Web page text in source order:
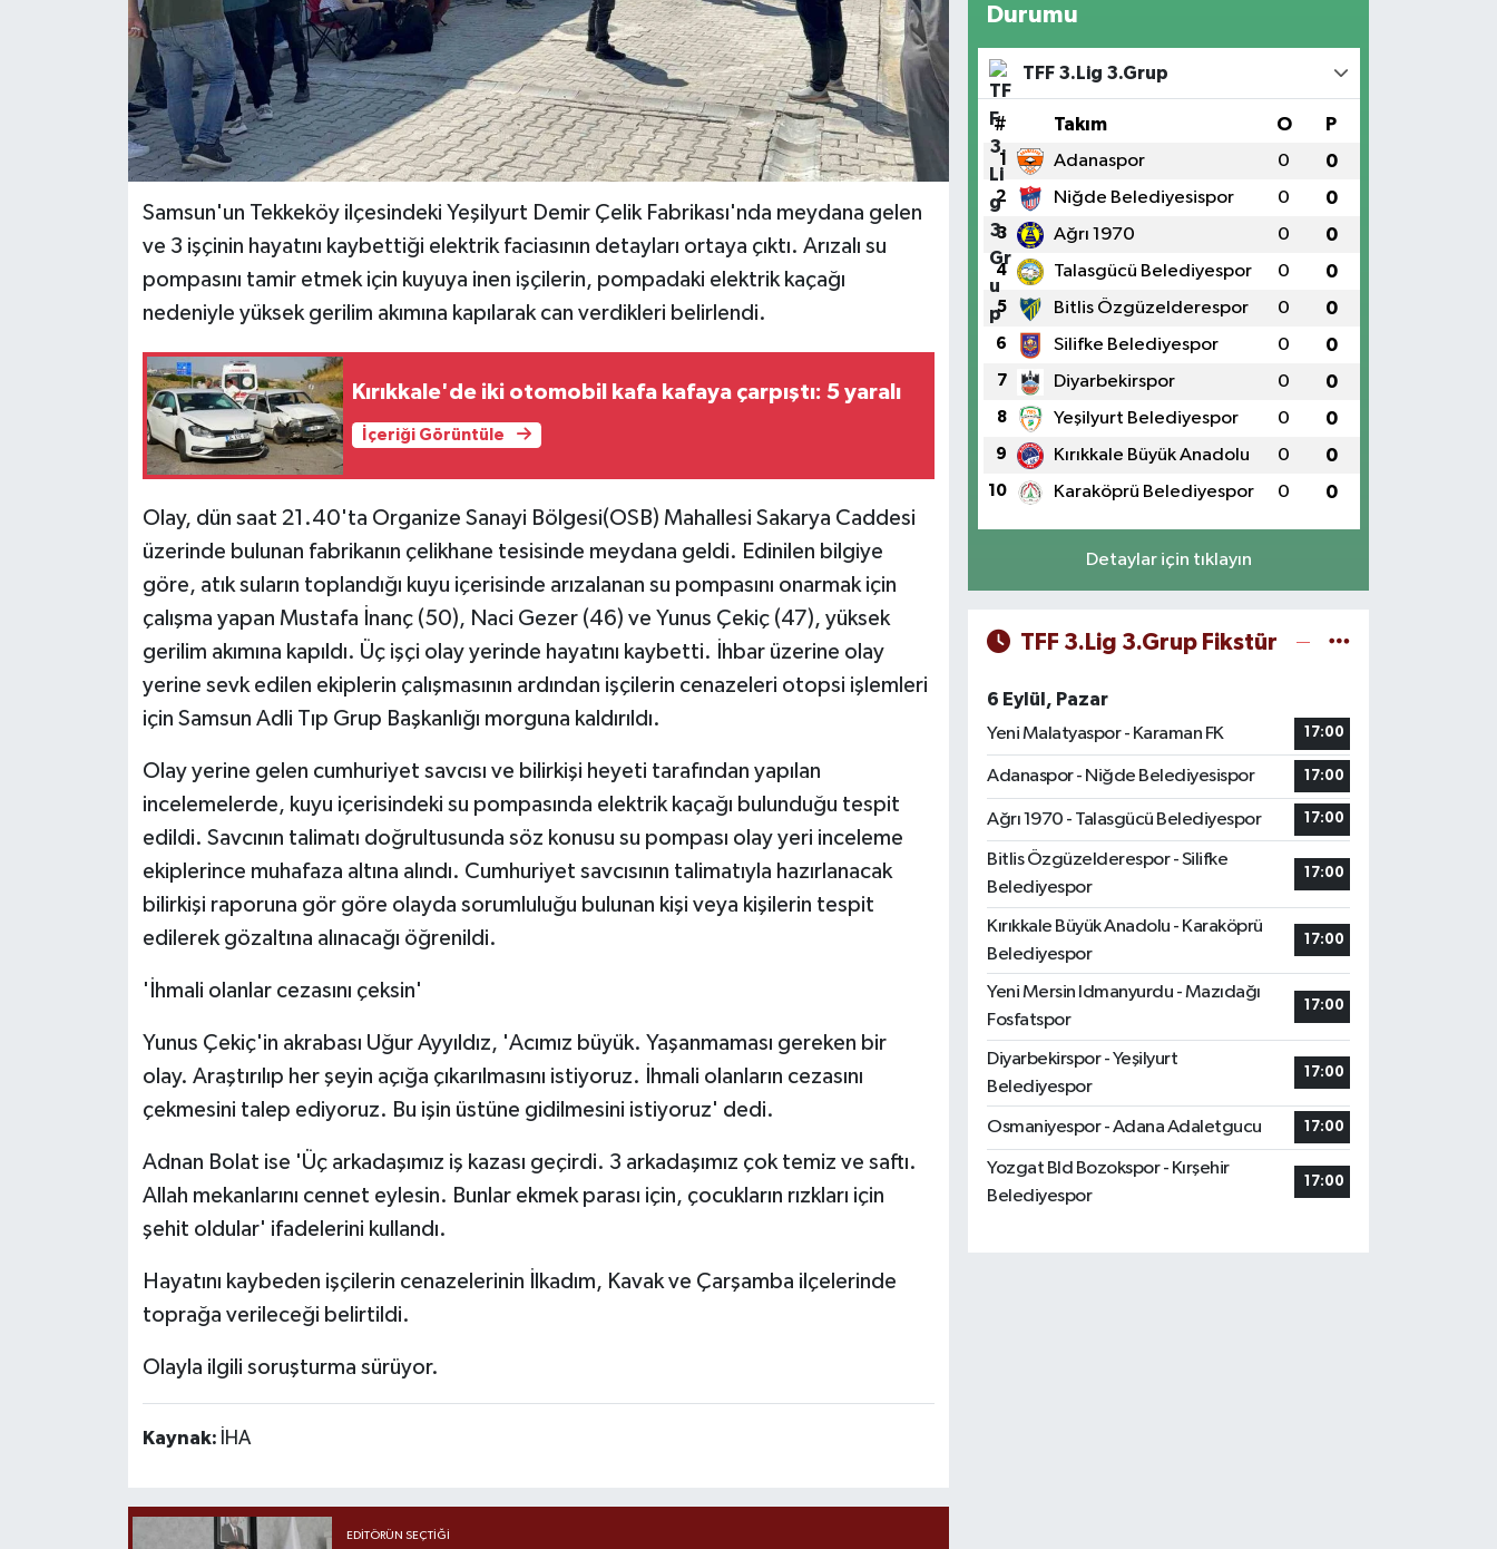
Samsun'un Tekkeköy ilçesindeki Yeşilyurt Demir Çelik Fabrikası'nda meydana gelen
ve 3 işçinin hayatını kaybettiği elektrik faciasının detayları ortaya çıktı. Arızalı su
pompasını tamir etmek için kuyuya inen işçilerin, pompadaki elektrik kaçağı
nedeniyle yüksek gerilim akımına kapılarak can verdikleri belirlendi.
Kırıkkale'de iki otomobil kafa kafaya çarpıştı: 5 yaralı
İçeriği Görüntüle
Olay, dün saat 21.40'ta Organize Sanayi Bölgesi(OSB) Mahallesi Sakarya Caddesi
üzerinde bulunan fabrikanın çelikhane tesisinde meydana geldi. Edinilen bilgiye
göre, atık suların toplandığı kuyu içerisinde arızalanan su pompasını onarmak için
çalışma yapan Mustafa İnanç (50), Naci Gezer (46) ve Yunus Çekiç (47), yüksek
gerilim akımına kapıldı. Üç işçi olay yerinde hayatını kaybetti. İhbar üzerine olay
yerine sevk edilen ekiplerin çalışmasının ardından işçilerin cenazeleri otopsi işlemleri
için Samsun Adli Tıp Grup Başkanlığı morguna kaldırıldı.
Olay yerine gelen cumhuriyet savcısı ve bilirkişi heyeti tarafından yapılan
incelemelerde, kuyu içerisindeki su pompasında elektrik kaçağı bulunduğu tespit
edildi. Savcının talimatı doğrultusunda söz konusu su pompası olay yeri inceleme
ekiplerince muhafaza altına alındı. Cumhuriyet savcısının talimatıyla hazırlanacak
bilirkişi raporuna gör göre olayda sorumluluğu bulunan kişi veya kişilerin tespit
edilerek gözaltına alınacağı öğrenildi.
'İhmali olanlar cezasını çeksin'
Yunus Çekiç'in akrabası Uğur Ayyıldız, 'Acımız büyük. Yaşanmaması gereken bir
olay. Araştırılıp her şeyin açığa çıkarılmasını istiyoruz. İhmali olanların cezasını
çekmesini talep ediyoruz. Bu işin üstüne gidilmesini istiyoruz' dedi.
Adnan Bolat ise 'Üç arkadaşımız iş kazası geçirdi. 3 arkadaşımız çok temiz ve saftı.
Allah mekanlarını cennet eylesin. Bunlar ekmek parası için, çocukların rızkları için
şehit oldular' ifadelerini kullandı.
Hayatını kaybeden işçilerin cenazelerinin İlkadım, Kavak ve Çarşamba ilçelerinde
toprağa verileceği belirtildi.
Olayla ilgili soruşturma sürüyor.
Kaynak: İHA
EDITÖRÜN SEÇTIĞI
Durumu
TFF 3.Lig 3.Grup
# Takım O P
1 Adanaspor 0 0
2 Niğde Belediyesispor 0 0
3 Ağrı 1970 0 0
4 Talasgücü Belediyespor 0 0
5 Bitlis Özgüzelderespor 0 0
6 Silifke Belediyespor 0 0
7 Diyarbekirspor 0 0
8 Yeşilyurt Belediyespor 0 0
9 Kırıkkale Büyük Anadolu 0 0
10 Karaköprü Belediyespor 0 0
Detaylar için tıklayın
TFF 3.Lig 3.Grup Fikstür
6 Eylül, Pazar
Yeni Malatyaspor - Karaman FK
17:00
Adanaspor - Niğde Belediyesispor 17:00
Ağrı 1970 - Talasgücü Belediyespor 17:00
Bitlis Özgüzelderespor - Silifke
Belediyespor
17:00
Kırıkkale Büyük Anadolu - Karaköprü
Belediyespor
17:00
Yeni Mersin Idmanyurdu - Mazıdağı
Fosfatspor
17:00
Diyarbekirspor - Yeşilyurt
Belediyespor
17:00
Osmaniyespor - Adana Adaletgucu 17:00
Yozgat Bld Bozokspor - Kırşehir
Belediyespor
17:00